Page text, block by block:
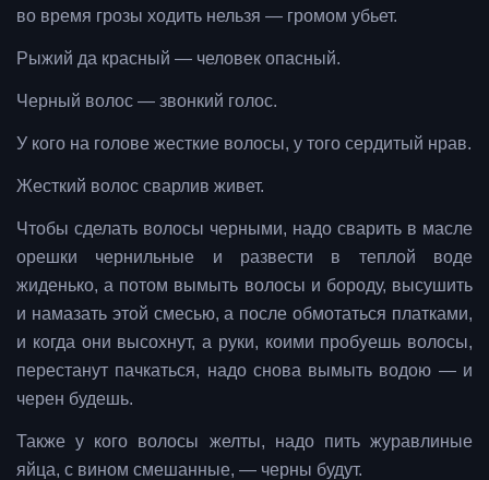
во время грозы ходить нельзя — громом убьет.
Рыжий да красный — человек опасный.
Черный волос — звонкий голос.
У кого на голове жесткие волосы, у того сердитый нрав.
Жесткий волос сварлив живет.
Чтобы сделать волосы черными, надо сварить в масле
орешки чернильные и развести в теплой воде
жиденько, а потом вымыть волосы и бороду, высушить
и намазать этой смесью, а после обмотаться платками,
и когда они высохнут, а руки, коими пробуешь волосы,
перестанут пачкаться, надо снова вымыть водою — и
черен будешь.
Также у кого волосы желты, надо пить журавлиные
яйца, с вином смешанные, — черны будут.